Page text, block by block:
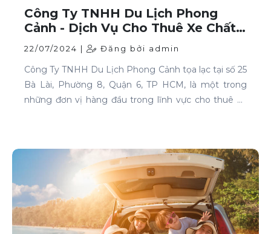
Công Ty TNHH Du Lịch Phong
Cảnh - Dịch Vụ Cho Thuê Xe Chất
Lượng Cao Tại TP HCM
22/07/2024 | Đăng bởi admin
Công Ty TNHH Du Lịch Phong Cảnh tọa lạc tại số 25
Bà Lài, Phường 8, Quận 6, TP HCM, là một trong
những đơn vị hàng đầu trong lĩnh vực cho thuê xe